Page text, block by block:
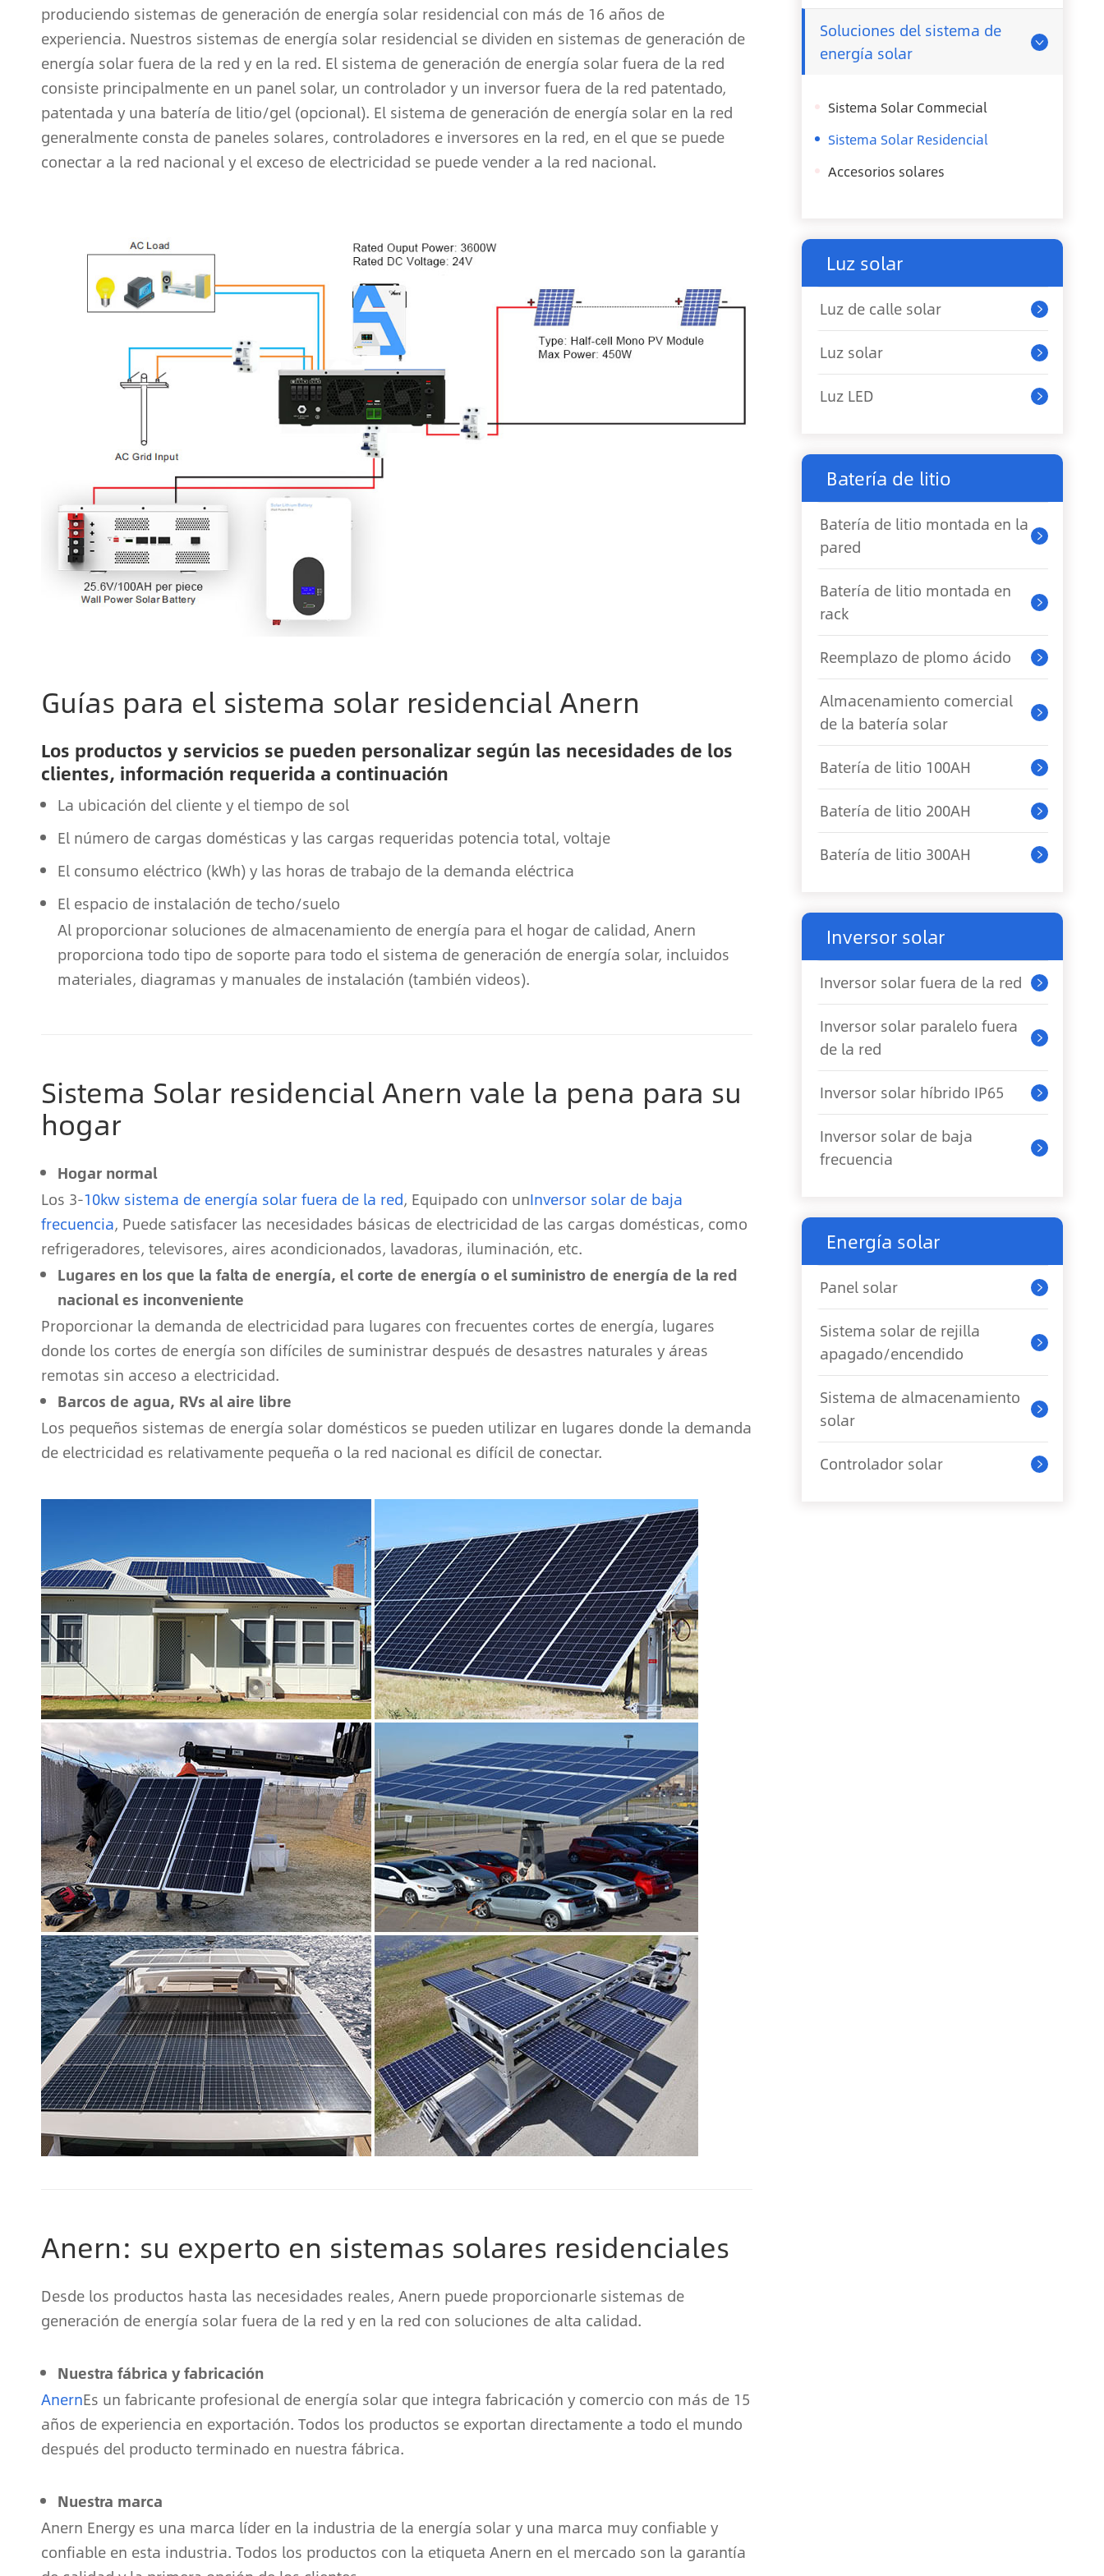
produciendo sistemas de generación de energía solar residencial con más de 16 años de
experiencia. Nuestros sistemas de energía solar residencial se dividen en sistemas de generación de
energía solar fuera de la red y en la red. El sistema de generación de energía solar fuera de la red
consiste principalmente en un panel solar, un controlador y un inversor fuera de la red patentado,
patentada y una batería de litio/gel (opcional). El sistema de generación de energía solar en la red
generalmente consta de paneles solares, controladores e inversores en la red, en el que se puede
conectar a la red nacional y el exceso de electricidad se puede vender a la red nacional.
Guías para el sistema solar residencial Anern
Los productos y servicios se pueden personalizar según las necesidades de los
clientes, información requerida a continuación
La ubicación del cliente y el tiempo de sol
El número de cargas domésticas y las cargas requeridas potencia total, voltaje
El consumo eléctrico (kWh) y las horas de trabajo de la demanda eléctrica
El espacio de instalación de techo/suelo
Al proporcionar soluciones de almacenamiento de energía para el hogar de calidad, Anern
proporciona todo tipo de soporte para todo el sistema de generación de energía solar, incluidos
materiales, diagramas y manuales de instalación (también videos).
Sistema Solar residencial Anern vale la pena para su
hogar
Hogar normal
Los 3-10kw sistema de energía solar fuera de la red, Equipado con unInversor solar de baja
frecuencia, Puede satisfacer las necesidades básicas de electricidad de las cargas domésticas, como
refrigeradores, televisores, aires acondicionados, lavadoras, iluminación, etc.
Lugares en los que la falta de energía, el corte de energía o el suministro de energía de la red
nacional es inconveniente
Proporcionar la demanda de electricidad para lugares con frecuentes cortes de energía, lugares
donde los cortes de energía son difíciles de suministrar después de desastres naturales y áreas
remotas sin acceso a electricidad.
Barcos de agua, RVs al aire libre
Los pequeños sistemas de energía solar domésticos se pueden utilizar en lugares donde la demanda
de electricidad es relativamente pequeña o la red nacional es difícil de conectar.
Anern: su experto en sistemas solares residenciales
Desde los productos hasta las necesidades reales, Anern puede proporcionarle sistemas de
generación de energía solar fuera de la red y en la red con soluciones de alta calidad.
Nuestra fábrica y fabricación
AnernEs un fabricante profesional de energía solar que integra fabricación y comercio con más de 15
años de experiencia en exportación. Todos los productos se exportan directamente a todo el mundo
después del producto terminado en nuestra fábrica.
Nuestra marca
Anern Energy es una marca líder en la industria de la energía solar y una marca muy confiable y
confiable en esta industria. Todos los productos con la etiqueta Anern en el mercado son la garantía
Soluciones del sistema de
energía solar

Sistema Solar Commecial
Sistema Solar Residencial
Accesorios solares
Luz solar
Luz de calle solar 
Luz solar 
Luz LED 
Batería de litio
Batería de litio montada en la
pared

Batería de litio montada en
rack

Reemplazo de plomo ácido 
Almacenamiento comercial
de la batería solar

Batería de litio 100AH 
Batería de litio 200AH 
Batería de litio 300AH 
Inversor solar
Inversor solar fuera de la red 
Inversor solar paralelo fuera
de la red

Inversor solar híbrido IP65 
Inversor solar de baja
frecuencia

Energía solar
Panel solar 
Sistema solar de rejilla
apagado/encendido

Sistema de almacenamiento
solar

Controlador solar 